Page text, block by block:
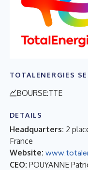
TOTALENERGIES SE
BOURSE:TTE
DETAILS
Headquarters: 2
France
Website:
CEO: POUYANNE